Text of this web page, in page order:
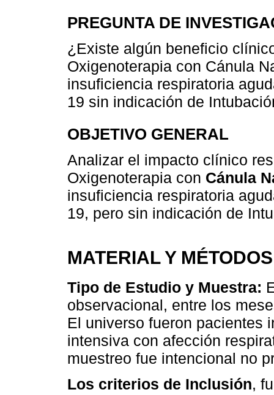
PREGUNTA DE
¿Existe algún beneficio
Oxigenoterapia con Cánula
insuficiencia respiratoria
19 sin indicación de
OBJETIVO GENERAL
Analizar el impacto clínico
Oxigenoterapia con Cánula
insuficiencia respiratoria
19, pero sin indicación de
MATERIAL Y MÉTODOS
Tipo de Estudio y Muestra:
observacional, entre los
El universo fueron pacientes
intensiva con afección
muestreo fue intencional no
Los criterios de Inclusión,